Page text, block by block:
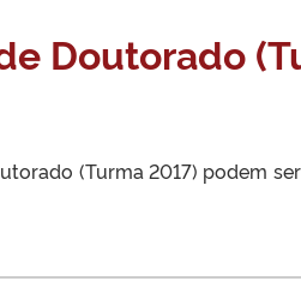
Doutorado
(Turma 2017) podem